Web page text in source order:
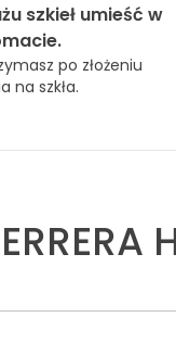
szkieł umieść w
po złożeniu
na szkła.